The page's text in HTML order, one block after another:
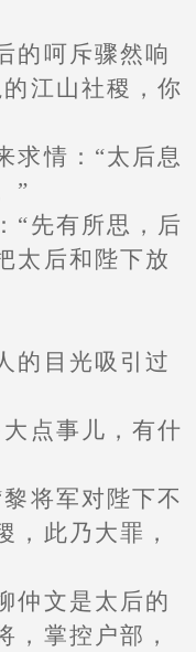
的呵斥骤然响
江山社稷，你
求情：“太后息
”
“先有所思，后
太后和陛下放
的目光吸引过
点事儿，有什
将军对陛下不
，此乃大罪，
仲文是太后的
，掌控户部，